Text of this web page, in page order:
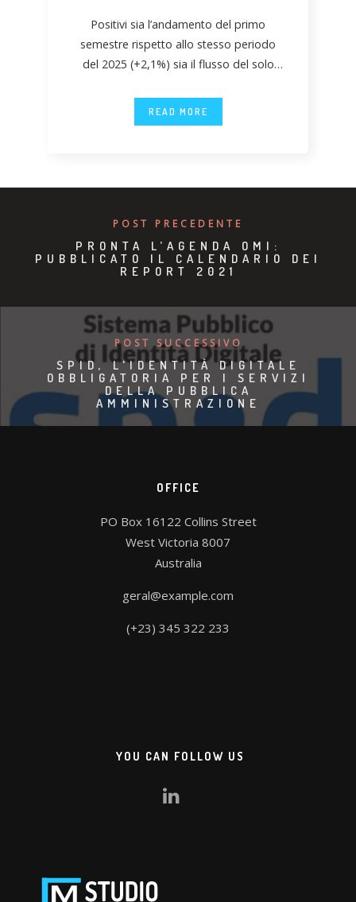
Positivi sia l’andamento del primo
semestre rispetto allo stesso periodo
del 2025 (+2,1%) sia il flusso del solo
READ MORE
POST PRECEDENTE
PRONTA L’AGENDA OMI:
PUBBLICATO IL CALENDARIO DEI
REPORT 2021
POST SUCCESSIVO
SPID, L'IDENTITÀ DIGITALE
OBBLIGATORIA PER I SERVIZI
DELLA PUBBLICA
AMMINISTRAZIONE
OFFICE
PO Box 16122 Collins Street
West Victoria 8007
Australia
geral@example.com
(+23) 345 322 233
YOU CAN FOLLOW US